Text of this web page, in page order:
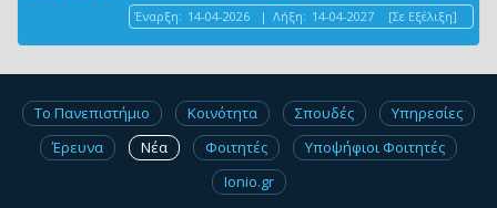
Έναρξη: 14-04-2026 | Λήξη: 14-04-2027 [Σε Εξέλιξη]
Το Πανεπιστήμιο Κοινότητα Σπουδές
Υπηρεσίες
Έρευνα
Νέα Φοιτητές
Υποψήφιοι Φοιτητές
Ionio.gr